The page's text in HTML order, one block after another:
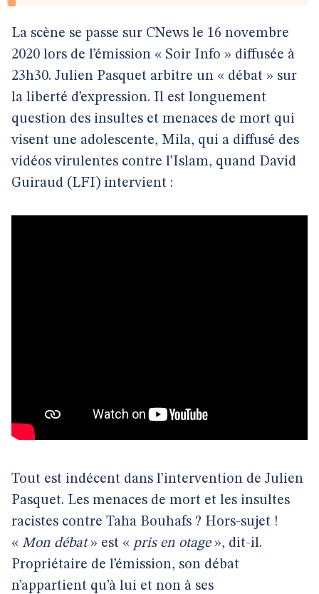
La scène se passe sur CNews le 16 novembre
2020 lors de l’émission « Soir Info » diffusée à
23h30. Julien Pasquet arbitre un « débat » sur
la liberté d’expression. Il est longuement
question des insultes et menaces de mort qui
visent une adolescente, Mila, qui a diffusé des
vidéos virulentes contre l’Islam, quand David
Guiraud (LFI) intervient :
Tout est indécent dans l’intervention de Julien
Pasquet. Les menaces de mort et les insultes
racistes contre Taha Bouhafs ? Hors-sujet !
« Mon débat» est « pris en otage», dit-il.
Propriétaire de l’émission, son débat
n’appartient qu’à lui et non à ses